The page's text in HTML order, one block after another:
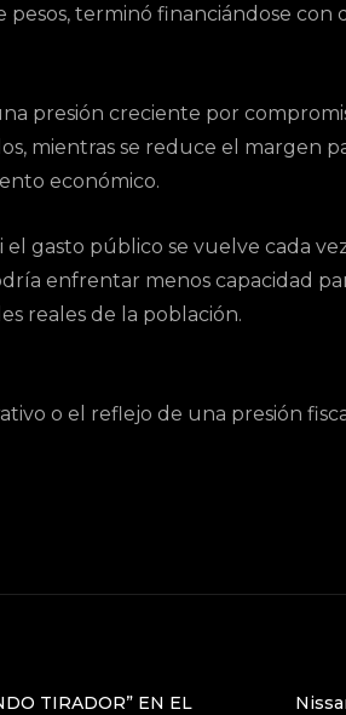
terminó financiándose con
presión creciente por
mientras se reduce el margen
económico.
gasto público se vuelve cada
enfrentar menos capacidad
reales de la población.
o el reflejo de una presión
TIRADOR” EN EL